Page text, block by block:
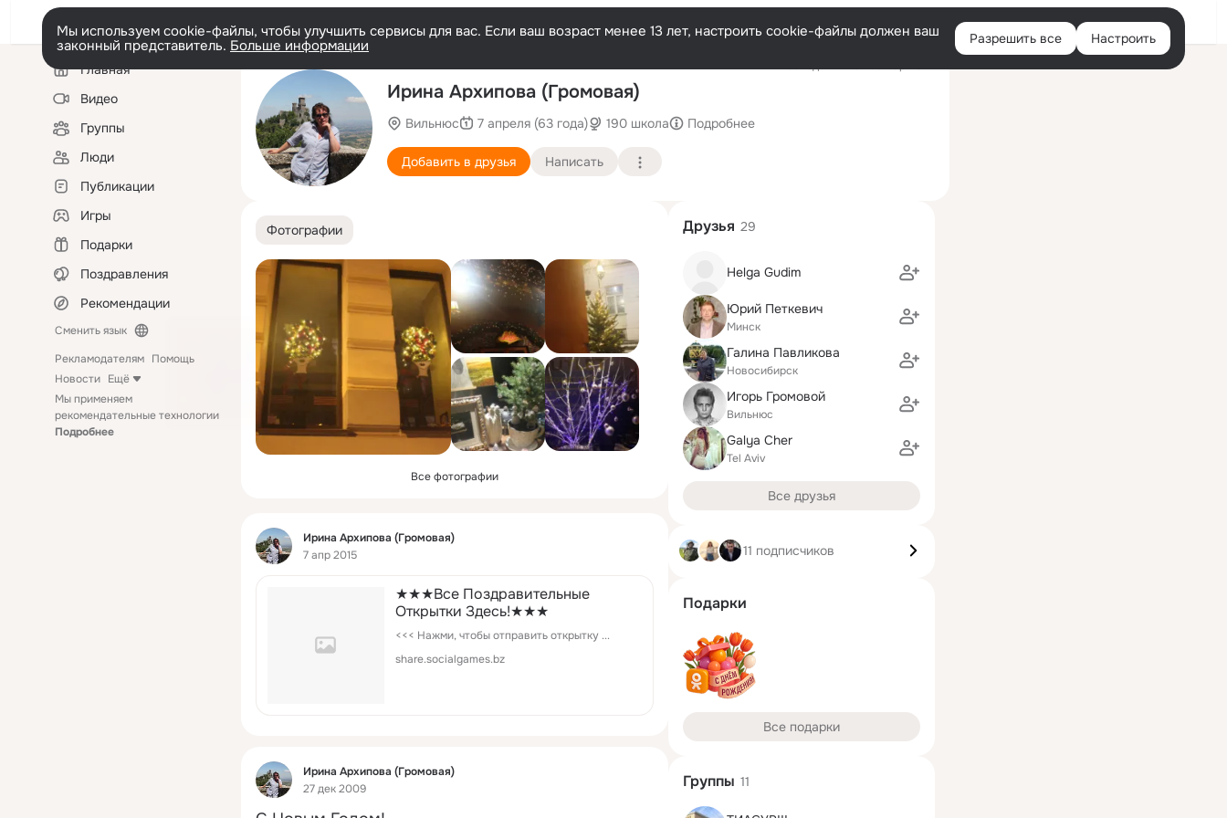
Войти
Мы используем cookie-файлы, чтобы улучшить сервисы для вас. Если ваш возраст менее 13 лет, настроить cookie-файлы должен ваш
законный представитель. Больше информации Разрешить все Настроить
Левая
колонкаГлавная
Видео
Группы
Люди
Публикации
Игры
Подарки
Поздравления
Рекомендации
Сменить язык
Рекламодателям Помощь
Новости Ещё
Мы применяем
рекомендательные технологии
Подробнее
Ирина Архипова (Громовая)
Вильнюс 7 апреля (63 года) 190 школа Подробнее
Добавить в друзья Написать
Фотографии
Все фотографии
Фид
Ирина Архипова (Громовая)
7 апр 2015
★★★Все Поздравительные
Открытки Здесь!★★★
<<< Нажми, чтобы отправить открытку ...
share.socialgames.bz
Фид
Ирина Архипова (Громовая)
27 дек 2009
Друзья 29
Helga Gudim
Юрий Петкевич
Минск
Галина Павликова
Новосибирск
Игорь Громовой
Вильнюс
Galya Cher
Tel Aviv
Все друзья
11 подписчиков
Подарки
Все подарки
Группы 11